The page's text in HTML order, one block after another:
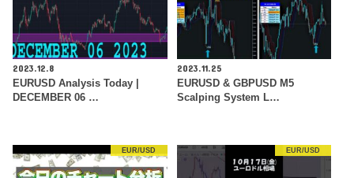
2023.12.8
EURUSD Analysis Today |
DECEMBER 06 …
2023.11.25
EURUSD & GBPUSD M5
Scalping System L…
EUR/USD EUR/USD